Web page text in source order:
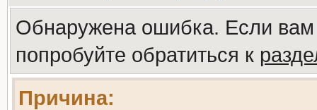
Обнаружена ошибка. Если
попробуйте обратиться к
Причина: